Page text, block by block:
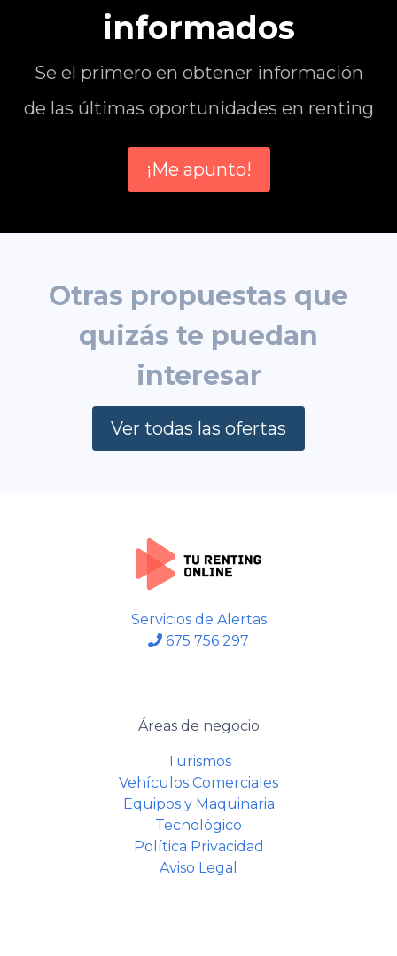
informados
Se el primero en obtener información
de las últimas oportunidades en renting
¡Me apunto!
Otras propuestas que
quizás te puedan
interesar
Ver todas las ofertas
Servicios de Alertas
675 756 297
Áreas de negocio
Turismos
Vehículos Comerciales
Equipos y Maquinaria
Tecnológico
Política Privacidad
Aviso Legal